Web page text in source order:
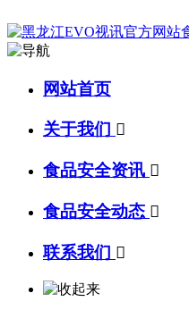
网站首页
关于我们 
食品安全资讯 
食品安全动态 
联系我们 